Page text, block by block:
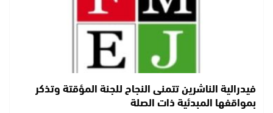
فيدرالية الناشرين تتمنى النجاح للجنة المؤقتة وتذكر
بمواقفها المبدئية ذات الصلة